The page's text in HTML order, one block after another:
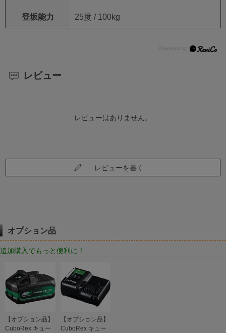
登坂能力 25度 / 100kg
レビュー
レビューはありません。
レビューを書く
オプション品
追加購入でもっと便利に！
【オプション品】
CuboRex キュー
【オプション品】
CuboRex キュー